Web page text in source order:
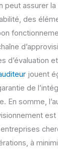
peut assurer
des
d’évaluation
jouent
de
En somme,
à